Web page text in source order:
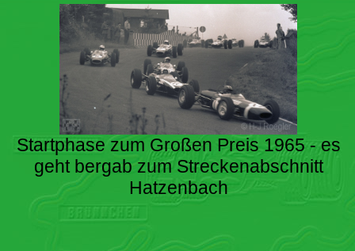
Startphase zum Großen Preis 1965 - es
geht bergab zum Streckenabschnitt
Hatzenbach